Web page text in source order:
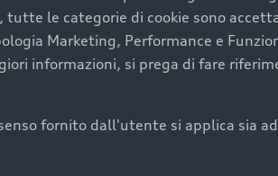
convenienza, affidabilità e
del marchio. Audi offre l’auto
la tua
le categorie di cookie sono
Marketing, Performance e
informazioni, si prega di fare
fornito dall'utente si applica sia